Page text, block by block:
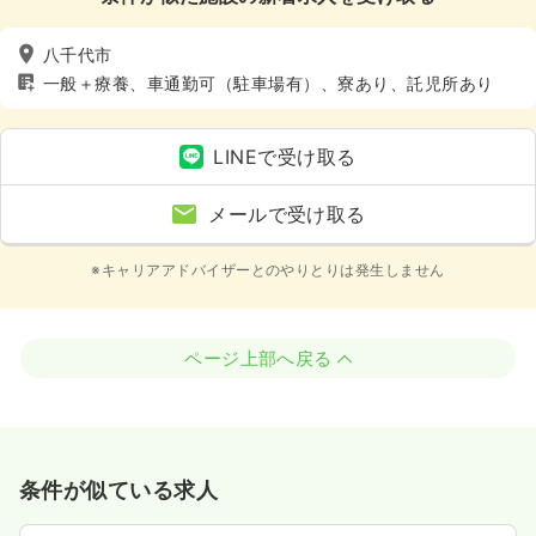
八千代市
一般＋療養、車通勤可（駐車場有）、寮あり、託児所あり
LINEで受け取る
メールで受け取る
※キャリアアドバイザーとのやりとりは発生しません
ページ上部へ戻る
条件が似ている求人